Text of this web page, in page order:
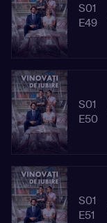
S01
E49
S01
E50
S01
E51